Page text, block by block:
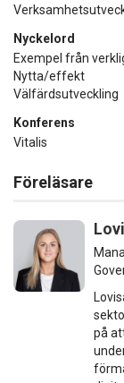
Nyckelord
Exempel från
Nytta/effekt
Välfärdsutveckling
Konferens
Vitalis
Föreläsare
på